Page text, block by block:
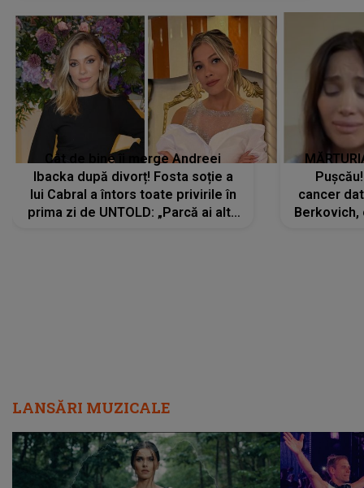
Cât de bine îi merge Andreei
Ibacka după divorț! Fosta soție a
lui Cabral a întors toate privirile în
prima zi de UNTOLD: „Parcă ai altă
cancer
Berkovich,
LANSĂRI MUZICALE